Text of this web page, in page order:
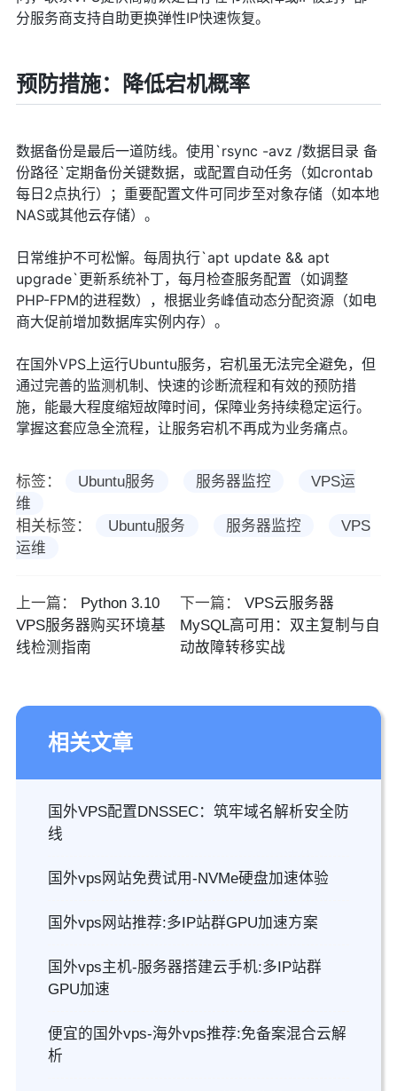
分服务商支持自助更换弹性IP快速恢复。
预防措施：降低宕机概率
数据备份是最后一道防线。使用`rsync -avz /数据目录 备
份路径`定期备份关键数据，或配置自动任务（如crontab
每日2点执行）；重要配置文件可同步至对象存储（如本地
NAS或其他云存储）。
日常维护不可松懈。每周执行`apt update && apt
upgrade`更新系统补丁，每月检查服务配置（如调整
PHP-FPM的进程数），根据业务峰值动态分配资源（如电
商大促前增加数据库实例内存）。
在国外VPS上运行Ubuntu服务，宕机虽无法完全避免，但
通过完善的监测机制、快速的诊断流程和有效的预防措
施，能最大程度缩短故障时间，保障业务持续稳定运行。
掌握这套应急全流程，让服务宕机不再成为业务痛点。
标签： Ubuntu服务 服务器监控
VPS运
维
相关标签：
Ubuntu服务 服务器监控
VPS
运维
上一篇：
Python 3.10
VPS服务器购买环境基
线检测指南
下一篇：
VPS云服务器
MySQL高可用：双主复制与自
动故障转移实战
相关文章
国外VPS配置DNSSEC：筑牢域名解析安全防
线
国外vps网站免费试用-NVMe硬盘加速体验
国外vps网站推荐:多IP站群GPU加速方案
国外vps主机-服务器搭建云手机:多IP站群
GPU加速
便宜的国外vps-海外vps推荐:免备案混合云解
析